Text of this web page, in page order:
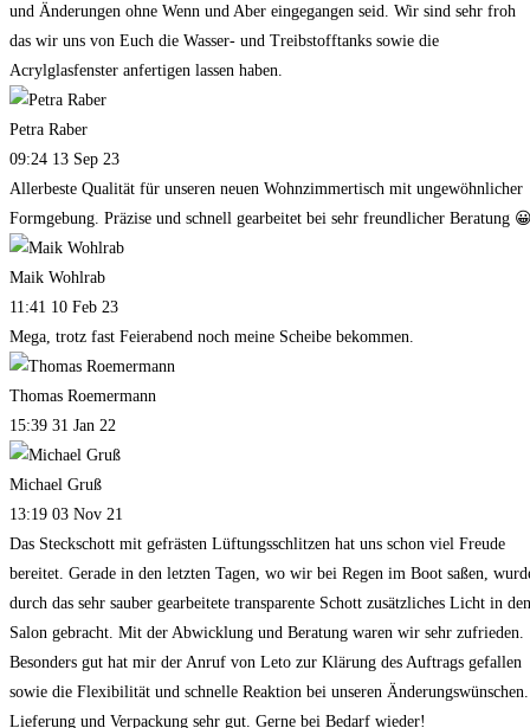
und Änderungen ohne Wenn und Aber eingegangen seid. Wir sind sehr froh
das wir uns von Euch die Wasser- und Treibstofftanks sowie die
Acrylglasfenster anfertigen lassen haben.
Petra Raber
09:24 13 Sep 23
Allerbeste Qualität für unseren neuen Wohnzimmertisch mit ungewöhnlicher
Formgebung. Präzise und schnell gearbeitet bei sehr freundlicher Beratung
Maik Wohlrab
11:41 10 Feb 23
Mega, trotz fast Feierabend noch meine Scheibe bekommen.
Thomas Roemermann
15:39 31 Jan 22
Michael Gruß
13:19 03 Nov 21
Das Steckschott mit gefrästen Lüftungsschlitzen hat uns schon viel Freude
bereitet. Gerade in den letzten Tagen, wo wir bei Regen im Boot saßen,
durch das sehr sauber gearbeitete transparente Schott zusätzliches Licht in den
Salon gebracht. Mit der Abwicklung und Beratung waren wir sehr zufrieden.
Besonders gut hat mir der Anruf von Leto zur Klärung des Auftrags gefallen
sowie die Flexibilität und schnelle Reaktion bei unseren Änderungswünschen.
Lieferung und Verpackung sehr gut. Gerne bei Bedarf wieder!